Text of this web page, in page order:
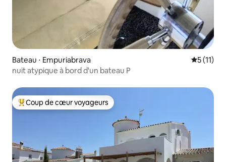
Bateau ⋅ Empuriabrava
5 (11)
nuit atypique à bord d'un bateau P
Coups de cœur voyageurs les plus appréciés
Coup de cœur voyageurs